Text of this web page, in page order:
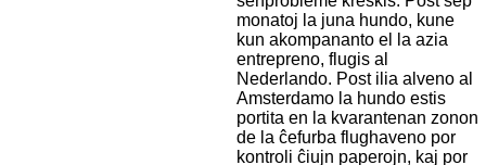
monatoj la juna hundo, kune
kun akompananto el la azia
entrepreno, flugis al
Nederlando. Post ilia alveno al
Amsterdamo la hundo estis
portita en la kvarantenan zonon
de la ĉefurba flughaveno por
kontroli ĉiujn paperojn, kaj por